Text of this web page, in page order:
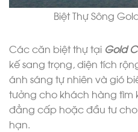
Biệt Thự Sông
Các căn biệt thự tại Gold
kế sang trọng, diện tích
ánh sáng tự nhiên và gió
tưởng cho khách hàng tìm
đẳng cấp hoặc đầu tư
hạn.